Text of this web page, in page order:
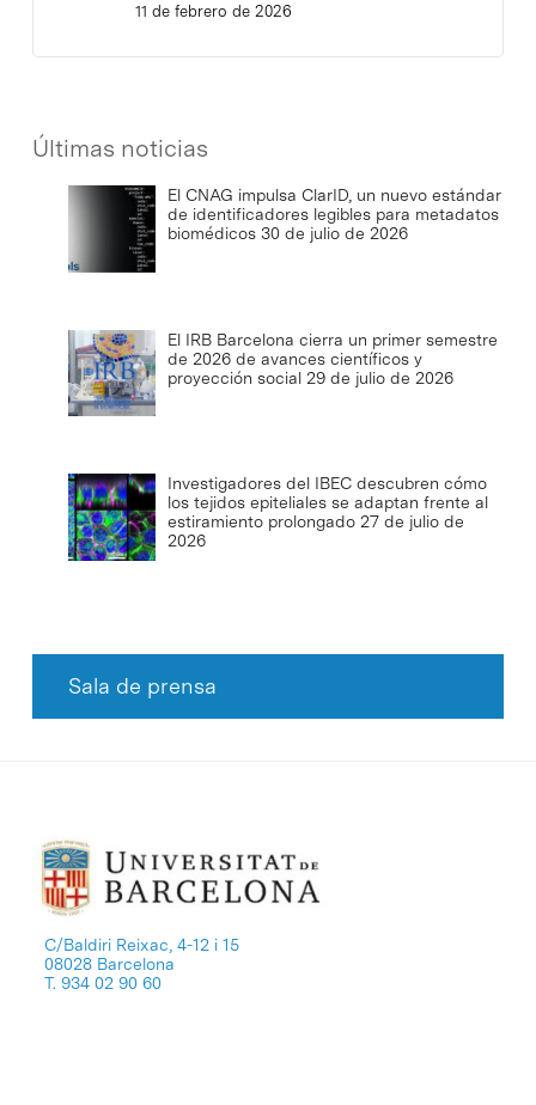
11 de febrero de 2026
Últimas noticias
El CNAG impulsa ClarID, un nuevo estándar
de identificadores legibles para metadatos
biomédicos 30 de julio de 2026
El IRB Barcelona cierra un primer semestre
de 2026 de avances científicos y
proyección social 29 de julio de 2026
Investigadores del IBEC descubren cómo
los tejidos epiteliales se adaptan frente al
estiramiento prolongado 27 de julio de
2026
Sala de prensa
C/Baldiri Reixac, 4-12 i 15
08028 Barcelona
T. 934 02 90 60